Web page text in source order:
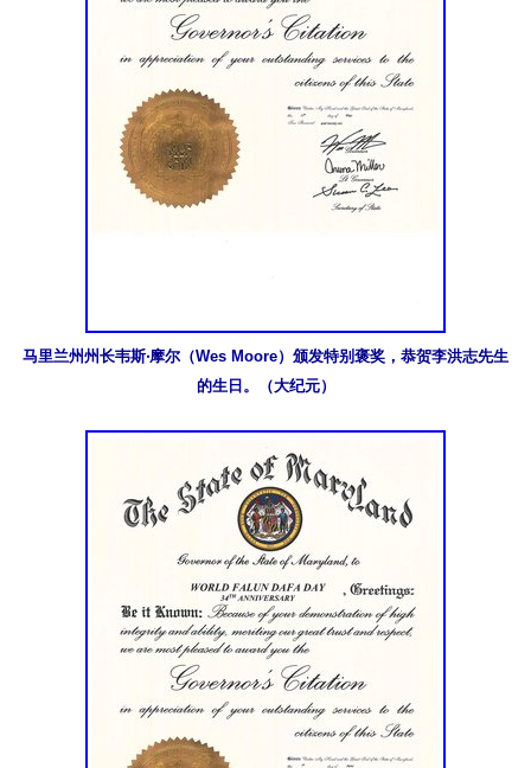
马里兰州州长韦斯‧摩尔（Wes Moore）颁发特别褒奖，恭贺李洪志先生
的生日。（大纪元）